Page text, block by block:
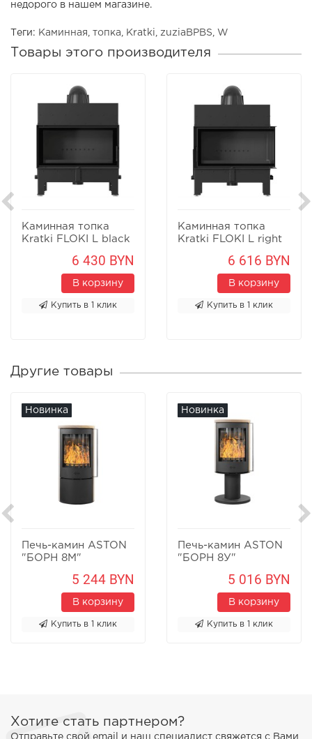
недорого в нашем магазине.
Теги: Каминная топка Kratki zuziaBPBS W
Товары этого производителя
Каминная топка
Kratki FLOKI L black
6 430 BYN
В корзину
Купить в 1 клик
Каминная топка
Kratki FLOKI L right
6 616 BYN
В корзину
Купить в 1 клик
Другие товары
Новинка
Печь-камин ASTON
"БОРН 8М"
5 244 BYN
В корзину
Купить в 1 клик
Новинка
Печь-камин ASTON
"БОРН 8У"
5 016 BYN
В корзину
Купить в 1 клик
Хотите стать партнером?
Отправьте свой email и наш специалист свяжется с Вами